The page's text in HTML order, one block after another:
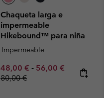
Chaqueta larga e
impermeable
Hikebound™ para niña
Impermeable
Minimum sale price:
48,00 € - Maximum sale
56,00 € Regular
80,00 €